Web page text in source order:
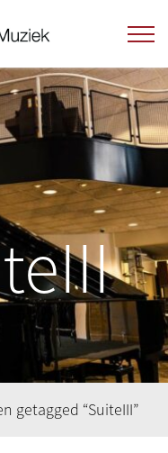
getagged “SuiteIII”